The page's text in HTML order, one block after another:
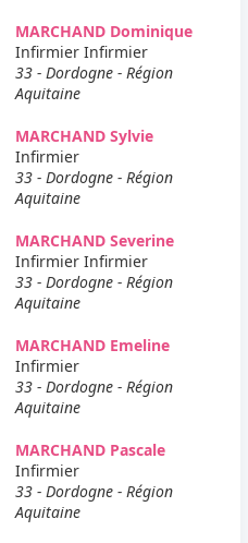
MARCHAND Dominique
Infirmier Infirmier
33 - Dordogne - Région
Aquitaine
MARCHAND Sylvie
Infirmier
33 - Dordogne - Région
Aquitaine
MARCHAND Severine
Infirmier Infirmier
33 - Dordogne - Région
Aquitaine
MARCHAND Emeline
Infirmier
33 - Dordogne - Région
Aquitaine
MARCHAND Pascale
Infirmier
33 - Dordogne - Région
Aquitaine